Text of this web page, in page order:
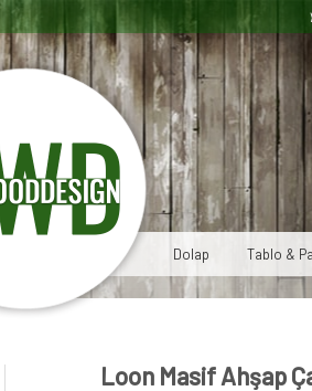
Dolap Tablo &
Loon Masif Ahşap